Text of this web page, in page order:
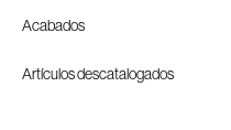
Acabados
Artículos descatalogados